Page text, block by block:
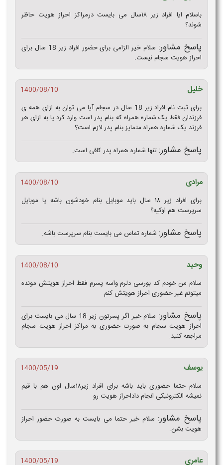
باسلام ایا افراد زیر ۱۸سال می بایست درمراکز احراز هویت حاظر
شوند؟
پاسخ مشاور:
سلام خیر الزامی برای حضور افراد زیر 18 سال برای
احراز هویت سجام نیست.
خلیل
1400/08/10
برای ثبت نام افراد زیر 18 سال در سجام آیا می توان به ازای همه ی
فرزندان فقط یک شماره همراه که بنام پدر است وارد کرد یا به ازای هر
فرزند یک شماره همراه متمایز بنام پدر لازم است؟
پاسخ مشاور: تنها شماره همراه پدر کافی است.
مرادی
1400/08/10
برای افراد زیر ۱۸ سال باید موبایل بنام خودشون باشه یا موبایل
سرپرست هم اوکیه؟
پاسخ مشاور: شماره تماس می بایست بنام سرپرست باشه.
وحید
1400/08/10
سلام من خودم کد بورسی دلرم واسه پسرم فقط احراز هویتش مونده
میتونم غیر حضوری احراز هویتش کنم
پاسخ مشاور:
سلام خیر اگر پسرتون زیر 18 سال می بایست برای
احراز هویت سجام به صورت حضوری به مراکز احراز هویت سجام
مراجعه کنید.
یوسف
1400/05/19
سلام حتما حضوری باید باشه برای افراد زیر۱۸سال اون هم با قیم
نمیشه الکترونیکی انجام داداحراز هویت رو
پاسخ مشاور: سلام خیر حتما می بایست به صورت حضور احراز
هویت بشن.
عامری
1400/05/19